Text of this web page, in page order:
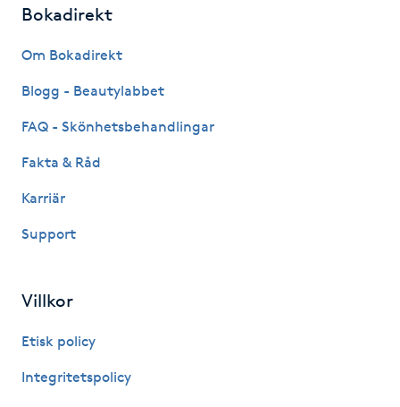
Fransk manikyr
Frekvensterapi
Färgning
Bokadirekt
Om Bokadirekt
Blogg - Beautylabbet
FAQ - Skönhetsbehandlingar
Fakta & Råd
Karriär
Support
Villkor
Etisk policy
Integritetspolicy